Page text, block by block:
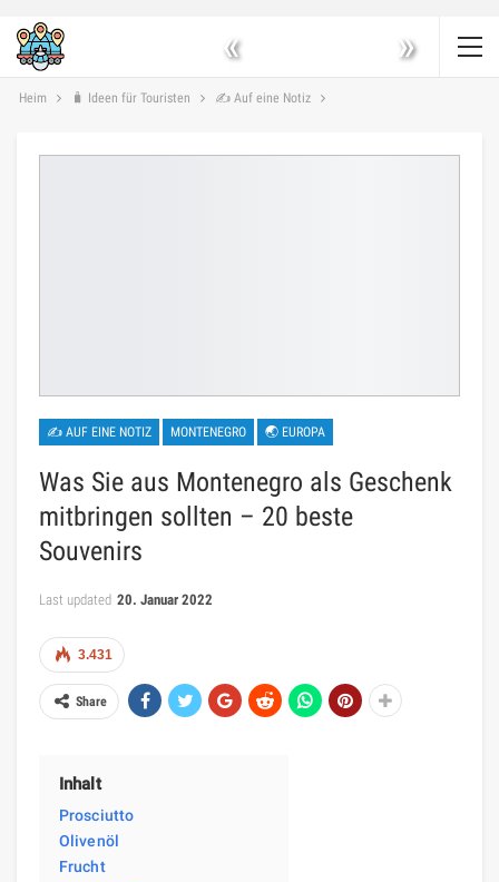
« »
Heim 🧳 Ideen für Touristen ✍ Auf eine Notiz
✍ AUF EINE NOTIZ MONTENEGRO 🌏 EUROPA
Was Sie aus Montenegro als Geschenk
mitbringen sollten – 20 beste
Souvenirs
Last updated 20. Januar 2022
3.431
Share
Inhalt
Prosciutto
Olivenöl
Frucht